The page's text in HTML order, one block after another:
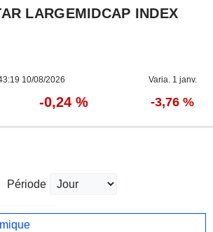
LARGEMIDCAP INDEX
10/08/2026 Varia. 1 janv.
-0,24 % -3,76 %
Période